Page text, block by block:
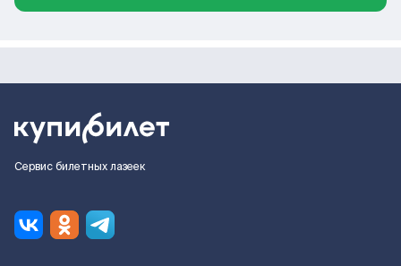
Сервис билетных лазеек